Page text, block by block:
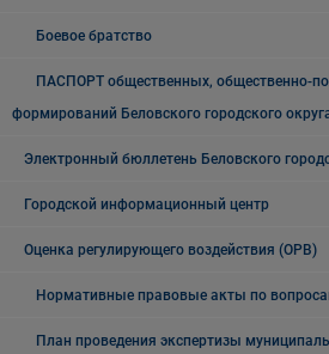
Боевое братство
ПАСПОРТ общественных, общественно-
формирований Беловского городского
Электронный бюллетень Беловского
Городской информационный центр
Оценка регулирующего воздействия (ОРВ)
Нормативные правовые акты по
План проведения экспертизы